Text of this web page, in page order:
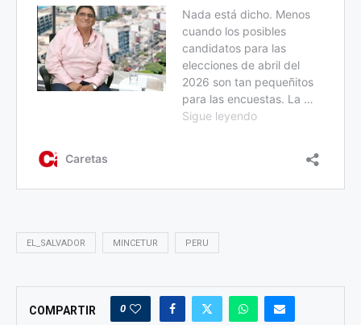
EL_SALVADOR MINCETUR PERU
COMPARTIR 0